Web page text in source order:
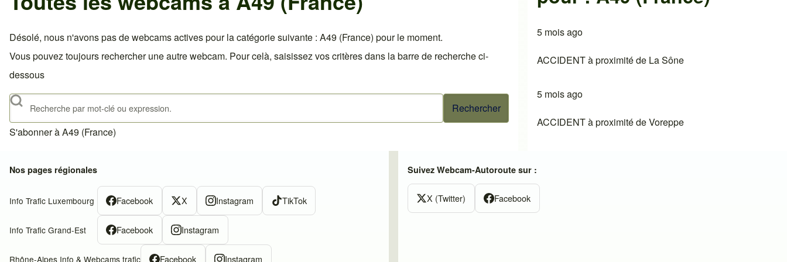
Désolé, nous n'avons pas de webcams actives pour la catégorie suivante : A49 (France) pour le moment.
Vous pouvez toujours rechercher une autre webcam. Pour celà, saisissez vos critères dans la barre de recherche ci-
dessous
Rechercher
S'abonner à A49 (France)
5 mois ago
ACCIDENT à proximité de La Sône
5 mois ago
ACCIDENT à proximité de Voreppe
Nos pages régionales
Info Trafic Luxembourg Facebook X Instagram TikTok
Info Trafic Grand-Est Facebook Instagram
Rhône-Alpes Info & Webcams trafic Facebook Instagram
Suivez Webcam-Autoroute sur :
X (Twitter) Facebook